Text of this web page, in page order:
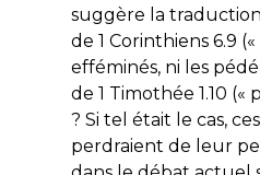
suggère la
de 1 Corinthiens 6.9
efféminés, ni les
de 1 Timothée 1.10 («
? Si tel était le cas,
perdraient de leur